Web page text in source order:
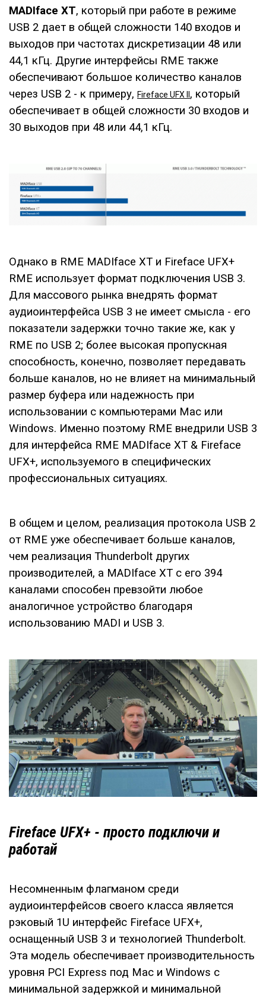
MADIface XT, который при работе в режиме
USB 2 дает в общей сложности 140 входов и
выходов при частотах дискретизации 48 или
44,1 кГц. Другие интерфейсы RME также
обеспечивают большое количество каналов
через USB 2 - к примеру, Fireface UFX II , который
обеспечивает в общей сложности 30 входов и
30 выходов при 48 или 44,1 кГц.
Однако в RME MADIface XT и Fireface UFX+
RME использует формат подключения USB 3.
Для массового рынка внедрять формат
аудиоинтерфейса USB 3 не имеет смысла - его
показатели задержки точно такие же, как у
RME по USB 2; более высокая пропускная
способность, конечно, позволяет передавать
больше каналов, но не влияет на минимальный
размер буфера или надежность при
использовании с компьютерами Mac или
Windows. Именно поэтому RME внедрили USB 3
для интерфейса RME MADIface XT & Fireface
UFX+, используемого в специфических
профессиональных ситуациях.
В общем и целом, реализация протокола USB 2
от RME уже обеспечивает больше каналов,
чем реализация Thunderbolt других
производителей, а MADIface XT с его 394
каналами способен превзойти любое
аналогичное устройство благодаря
использованию MADI и USB 3.
Fireface UFX+ - просто подключи и
работай
Несомненным флагманом среди
аудиоинтерфейсов своего класса является
рэковый 1U интерфейс Fireface UFX+,
оснащенный USB 3 и технологией Thunderbolt.
Эта модель обеспечивает производительность
уровня PCI Express под Mac и Windows с
минимальной задержкой и минимальной